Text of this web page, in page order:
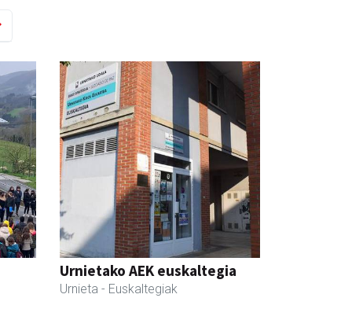
Urnietako AEK euskaltegia
Urnieta - Euskaltegiak